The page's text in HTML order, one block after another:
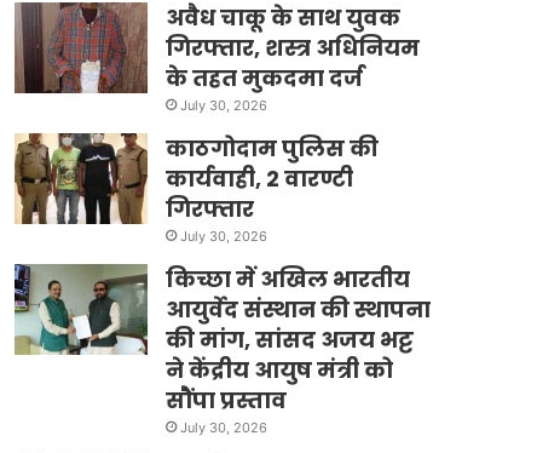
अवैध चाकू के साथ युवक
गिरफ्तार, शस्त्र अधिनियम
के तहत मुकदमा दर्ज
July 30, 2026
काठगोदाम पुलिस की
कार्यवाही, 2 वारण्टी
गिरफ्तार
July 30, 2026
किच्छा में अखिल भारतीय
आयुर्वेद संस्थान की स्थापना
की मांग, सांसद अजय भट्ट
ने केंद्रीय आयुष मंत्री को
सौंपा प्रस्ताव
July 30, 2026